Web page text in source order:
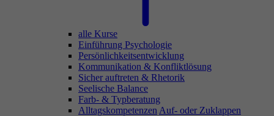
alle Kurse
Einführung Psychologie
Persönlichkeitsentwicklung
Kommunikation & Konfliktlösung
Sicher auftreten & Rhetorik
Seelische Balance
Farb- & Typberatung
Alltagskompetenzen Auf- oder Zuklappen